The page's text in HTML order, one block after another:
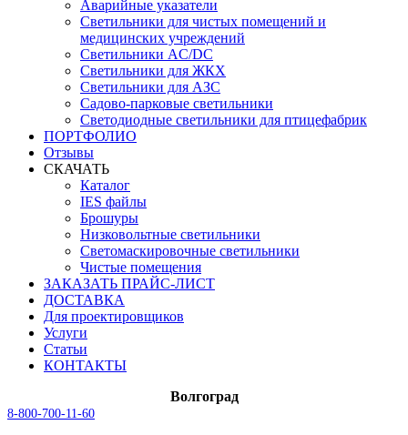
Аварийные указатели
Светильники для чистых помещений и
медицинских учреждений
Светильники AC/DC
Светильники для ЖКХ
Светильники для АЗС
Садово-парковые светильники
Светодиодные светильники для птицефабрик
ПОРТФОЛИО
Отзывы
СКАЧАТЬ
Каталог
IES файлы
Брошуры
Низковольтные светильники
Светомаскировочные светильники
Чистые помещения
ЗАКАЗАТЬ ПРАЙС-ЛИСТ
ДОСТАВКА
Для проектировщиков
Услуги
Статьи
КОНТАКТЫ
Волгоград
8-800-700-11-60